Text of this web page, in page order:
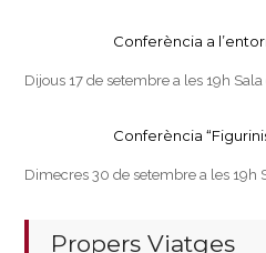
Conferència a
Dijous 17 de setembre a les 19h Sala
Conferència
Dimecres 30 de setembre a les 19h
Propers Viatges